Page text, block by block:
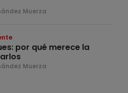
Muerza
por qué merece la
Muerza